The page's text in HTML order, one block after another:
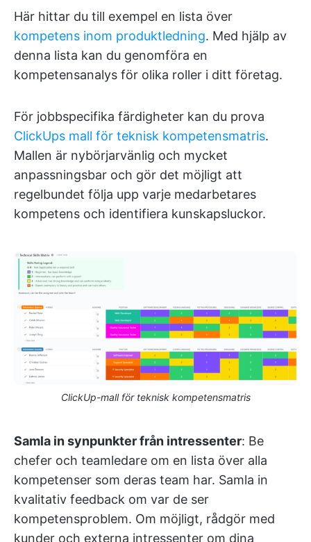
Här hittar du till exempel en lista över
kompetens inom produktledning. Med hjälp av
denna lista kan du genomföra en
kompetensanalys för olika roller i ditt företag.
För jobbspecifika färdigheter kan du prova
ClickUps mall för teknisk kompetensmatris.
Mallen är nybörjarvänlig och mycket
anpassningsbar och gör det möjligt att
regelbundet följa upp varje medarbetares
kompetens och identifiera kunskapsluckor.
ClickUp-mall för teknisk kompetensmatris
Samla in synpunkter från intressenter: Be
chefer och teamledare om en lista över alla
kompetenser som deras team har. Samla in
kvalitativ feedback om var de ser
kompetensproblem. Om möjligt, rådgör med
kunder och externa intressenter om dina